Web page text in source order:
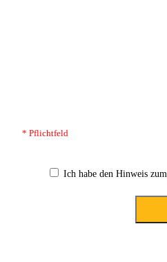
* Pflichtfeld
Ich habe den Hinweis zum